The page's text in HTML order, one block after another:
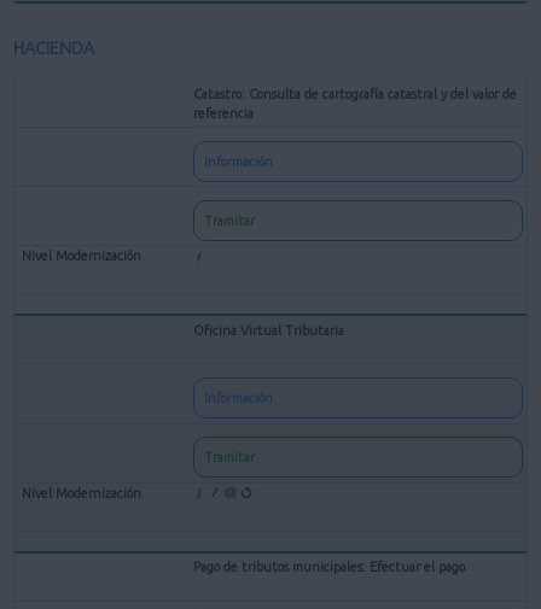
HACIENDA
Catastro: Consulta de cartografía catastral y del valor de
referencia
Información
Tramitar
Oficina Virtual Tributaria
Información
Tramitar
Pago de tributos municipales: Efectuar el pago